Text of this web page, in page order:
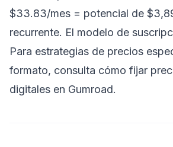
$33.83/mes = potencial de
recurrente. El modelo de
Para estrategias de precios
formato, consulta cómo fijar
digitales en Gumroad.